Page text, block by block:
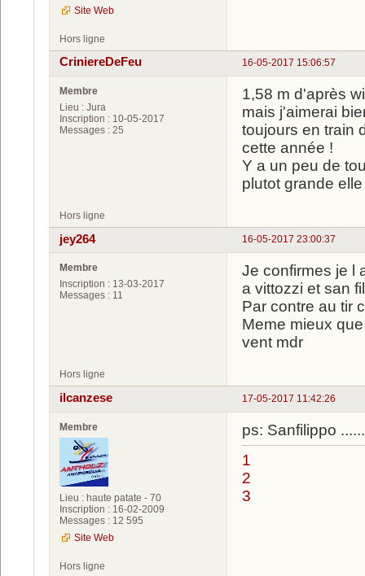
Site Web
Hors ligne
16-05-2017 15:06:57
CriniereDeFeu
Membre
Lieu : Jura
Inscription : 10-05-2017
Messages : 25
1,58 m d'après
mais j'aimerai
toujours en train
cette année !
Y a un peu de
plutot grande
Hors ligne
16-05-2017 23:00:37
jey264
Membre
Inscription : 13-03-2017
Messages : 11
Je confirmes je l
a vittozzi et san
Par contre au tir
Meme mieux
vent mdr
Hors ligne
17-05-2017 11:42:26
ilcanzese
Membre
Lieu : haute patate - 70
Inscription : 16-02-2009
Messages : 12 595
Site Web
ps: Sanfilippo
1
2
3
Hors ligne